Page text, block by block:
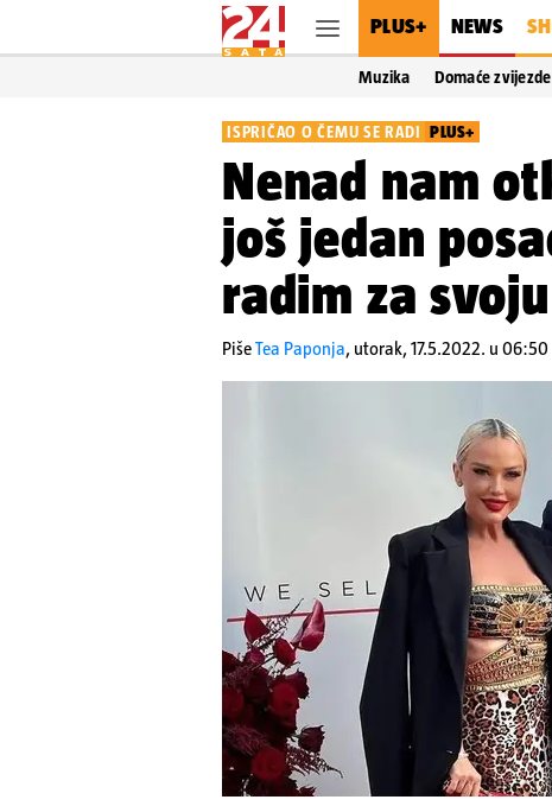
PLUS+ NEWS
Muzika Domaće zvijezde
ISPRIČAO O ČEMU SE RADI PLUS+
Nenad nam
još jedan
radim za
PišeTea Paponja, utorak, 17.5.2022. u 06:50